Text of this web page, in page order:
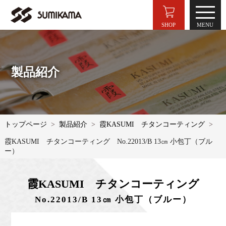
SHOP
製品紹介
トップページ 製品紹介 霞KASUMI チタンコーティング
霞KASUMI チタンコーティング No.22013/B 13㎝ 小包丁（ブル
ー）
霞KASUMI チタンコーティング
No.22013/B 13㎝ 小包丁（ブルー）